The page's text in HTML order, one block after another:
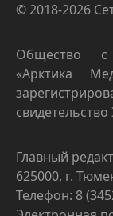
© 2018-2026
Общество с
«Арктика
Главный
625000, г.
Телефон: 8